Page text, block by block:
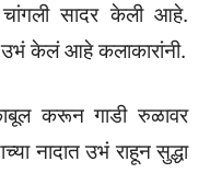
चांगली सादर केली आहे.
उभं केलं आहे कलाकारांनी.
करून गाडी रुळावर
नादात उभं राहून सुद्धा